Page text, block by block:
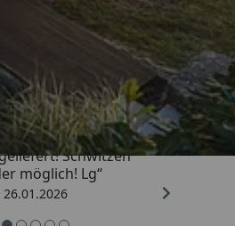
Shops
Schwitzen
möglich! Lg“
26.01.2026